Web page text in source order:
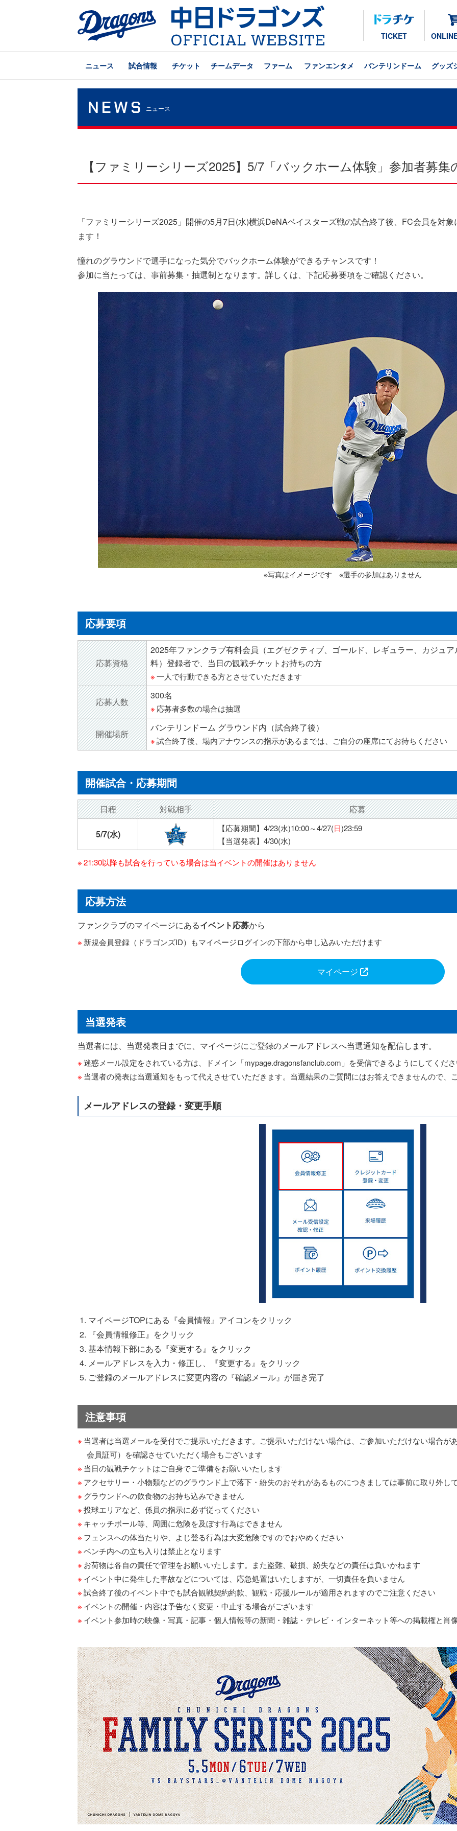
TICKET
ニュース 試合情報 チケット チームデータ ファーム ファンエンタメ バンテリンドーム グッズ
NEWS ニュース
【ファミリーシリーズ2025】5/7「バックホーム体験」参加者募集
「ファミリーシリーズ2025」開催の5月7日(水)横浜DeNAベイスターズ戦の試合終了後、FC会員を対象
ます！
憧れのグラウンドで選手になった気分でバックホーム体験ができるチャンスです！
参加に当たっては、事前募集・抽選制となります。詳しくは、下記応募要項をご確認ください。
※写真はイメージです ※選手の参加はありません
応募要項
応募資格
2025年ファンクラブ有料会員（エグゼクティブ、ゴールド、レギュラー、カジュ
料）登録者で、当日の観戦チケットお持ちの方
一人で行動できる方とさせていただきます
応募人数
300名
応募者多数の場合は抽選
開催場所
バンテリンドーム グラウンド内（試合終了後）
試合終了後、場内アナウンスの指示があるまでは、ご自分の座席にてお待ちください
開催試合・応募期間
日程 対戦相手 応募
5/7(水)
【応募期間】4/23(水)10:00～4/27(日)23:59
【当選発表】4/30(水)
21:30以降も試合を行っている場合は当イベントの開催はありません
応募方法
ファンクラブのマイページにあるイベント応募から
新規会員登録（ドラゴンズID）もマイページログインの下部から申し込みいただけます
マイページ
当選発表
当選者には、当選発表日までに、マイページにご登録のメールアドレスへ当選通知を配信します。
迷惑メール設定をされている方は、ドメイン「mypage.dragonsfanclub.com」を受信できるようにしてくだ
当選者の発表は当選通知をもって代えさせていただきます。当選結果のご質問にはお答えできませんので、
メールアドレスの登録・変更手順
マイページTOPにある『会員情報』アイコンをクリック
『会員情報修正』をクリック
基本情報下部にある『変更する』をクリック
メールアドレスを入力・修正し、『変更する』をクリック
ご登録のメールアドレスに変更内容の『確認メール』が届き完了
注意事項
当選者は当選メールを受付でご提示いただきます。ご提示いただけない場合は、ご参加いただけない場合が
会員証可）を確認させていただく場合もございます
当日の観戦チケットはご自身でご準備をお願いいたします
アクセサリー・小物類などのグラウンド上で落下・紛失のおそれがあるものにつきましては事前に取り外し
グラウンドへの飲食物のお持ち込みできません
投球エリアなど、係員の指示に必ず従ってください
キャッチボール等、周囲に危険を及ぼす行為はできません
フェンスへの体当たりや、よじ登る行為は大変危険ですのでおやめください
ベンチ内への立ち入りは禁止となります
お荷物は各自の責任で管理をお願いいたします。また盗難、破損、紛失などの責任は負いかねます
イベント中に発生した事故などについては、応急処置はいたしますが、一切責任を負いません
試合終了後のイベント中でも試合観戦契約約款、観戦・応援ルールが適用されますのでご注意ください
イベントの開催・内容は予告なく変更・中止する場合がございます
イベント参加時の映像・写真・記事・個人情報等の新聞・雑誌・テレビ・インターネット等への掲載権と肖